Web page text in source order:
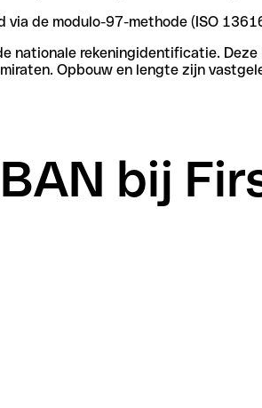
de modulo-97-methode (ISO
nationale rekeningidentificatie.
Opbouw en lengte zijn
bij